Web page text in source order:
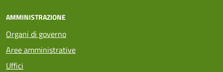
AMMINISTRAZIONE
Organi di governo
Aree amministrative
Uffici